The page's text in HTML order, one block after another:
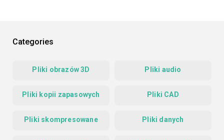
Categories
Pliki obrazów 3D Pliki audio
Pliki kopii zapasowych Pliki CAD
Pliki skompresowane Pliki danych